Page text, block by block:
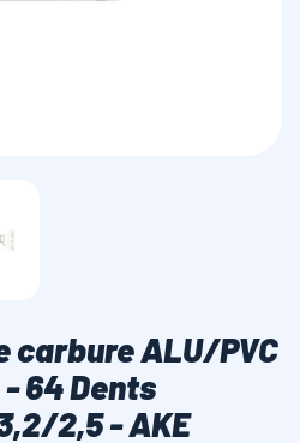
carbure ALU/PVC
64 Dents
2,5 - AKE